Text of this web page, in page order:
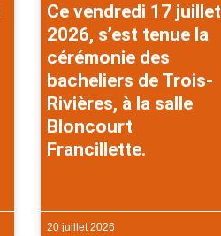
Ce vendredi 17 juillet
2026, s’est tenue la
cérémonie des
bacheliers de Trois-
Rivières, à la salle
Bloncourt
Francillette.
20 juillet 2026